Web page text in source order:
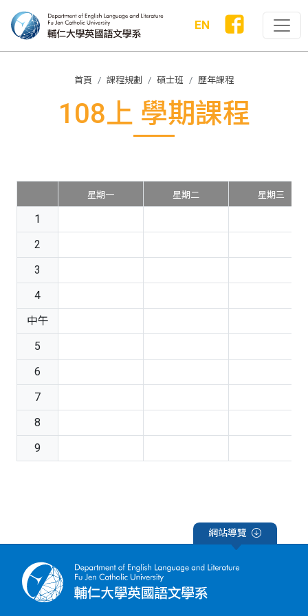
EN
首頁 課程規劃 碩士班 歷年課程
108上 學期課程
星期一 星期二 星期三
1
2
3
4
中午
5
6
7
8
9
網站導覽